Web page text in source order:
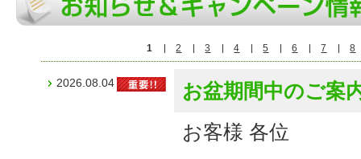
1 2 3 4 5 6 7 8
2026.08.04
お盆期間中のご案
お客様 各位